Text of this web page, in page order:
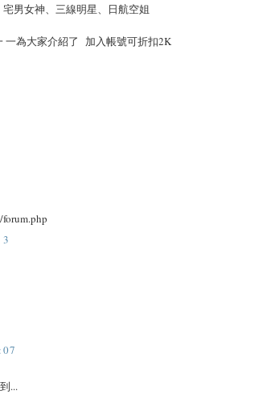
男女神、三線明星、日航空姐
為大家介紹了 加入帳號可折扣2K
...